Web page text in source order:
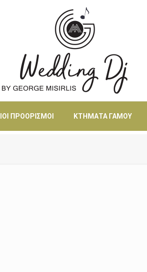
ΠΡΟΟΡΙΣΜΟΊ ΚΤΉΜΑΤΑ ΓΆΜΟΥ